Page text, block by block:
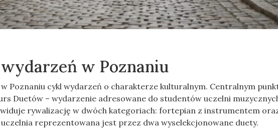
w Poznaniu
Poznaniu cykl wydarzeń o charakterze kulturalnym. Centralnym
Duetów – wydarzenie adresowane do studentów uczelni
rywalizację w dwóch kategoriach: fortepian z instrumentem
reprezentowana jest przez dwa wyselekcjonowane duety.